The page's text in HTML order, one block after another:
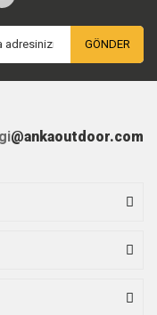
GÖNDER
@ankaoutdoor.com